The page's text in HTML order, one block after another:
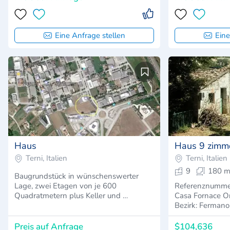
Eine Anfrage stellen
Haus
Terni, Italien
Baugrundstück in wünschenswerter
Lage, zwei Etagen von je 600
Quadratmetern plus Keller und …
Preis auf Anfrage
Haus 9
Terni, Italien
9
180
Casa Fornace
Bezirk:
$104,636
2